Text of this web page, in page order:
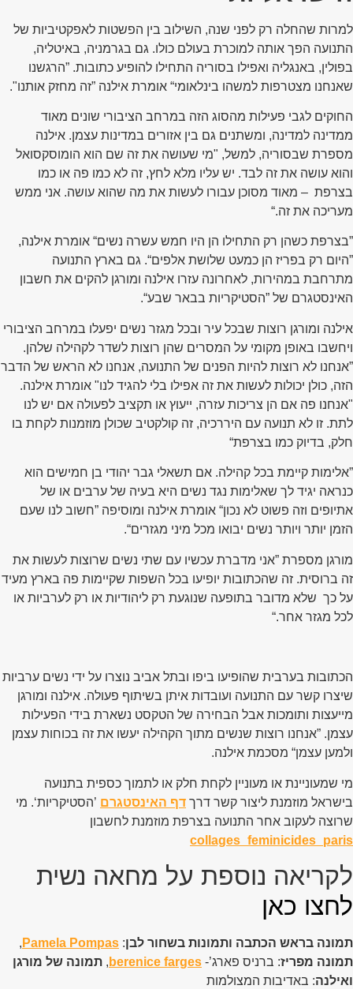
למרות שהחלה רק לפני שנה, השילוב בין הפשטות לאפקטיביות של
התנועה הפך אותה למוכרת בעולם כולו. גם בגרמניה, באיטליה,
בפולין, באנגליה ואפילו בסוריה התחילו להופיע כתובות. ”הרגשנו
שאנחנו מצטרפות למשהו בינלאומי“ אומרת אילנה ”זה מחזק אותנו".
החוקים לגבי פעילות מהסוג הזה במרחב הציבורי שונים מאוד
ממדינה למדינה, ומשתנים גם בין אזורים במדינות עצמן. אילנה
מספרת שבסוריה, למשל, "מי שעושה את זה שם הוא הומוסקסואל
והוא עושה את זה לבד. יש עליו מלא לחץ, זה לא כמו פה או כמו
בצרפת – מאוד מסוכן עבורו לעשות את מה שהוא עושה. אני ממש
מעריכה את זה.“
”בצרפת כשהן רק התחילו הן היו חמש עשרה נשים“ אומרת אילנה,
”היום רק בפריז הן כמעט שלושת אלפים“. גם בארץ התנועה
מתרחבת במהירות, לאחרונה עזרו אילנה ומורגן להקים את חשבון
האינסטגרם של ”הסטיקריות בבאר שבע“.
אילנה ומורגן רוצות שבכל עיר ובכל מגזר נשים יפעלו במרחב הציבורי
ויחשבו באופן מקומי על המסרים שהן רוצות לשדר לקהילה שלהן.
”אנחנו לא רוצות להיות הפנים של התנועה, אנחנו לא הראש של הדבר
הזה, כולן יכולות לעשות את זה אפילו בלי להגיד לנו" אומרת אילנה.
"אנחנו פה אם הן צריכות עזרה, ייעוץ או תקציב לפעולה אם יש לנו
לתת. זו לא תנועה עם היררכיה, זה קולקטיב שכולן מוזמנות לקחת בו
חלק, בדיוק כמו בצרפת“
”אלימות קיימת בכל קהילה. אם תשאלי גבר יהודי בן חמישים הוא
כנראה יגיד לך שאלימות נגד נשים היא בעיה של ערבים או של
אתיופים וזה פשוט לא נכון“ אומרת אילנה ומוסיפה ”חשוב לנו שעם
הזמן יותר ויותר נשים יבואו מכל מיני מגזרים“.
מורגן מספרת ”אני מדברת עכשיו עם שתי נשים שרוצות לעשות את
זה ברוסית. זה שהכתובות יופיעו בכל השפות שקיימות פה בארץ מעיד
על כך שלא מדובר בתופעה שנוגעת רק ליהודיות או רק לערביות או
לכל מגזר אחר.“
הכתובות בערבית שהופיעו ביפו ובתל אביב נוצרו על ידי נשים ערביות
שיצרו קשר עם התנועה ועובדות איתן בשיתוף פעולה. אילנה ומורגן
מייעצות ותומכות אבל הבחירה של הטקסט נשארת בידי הפעילות
עצמן. ”אנחנו רוצות שנשים מתוך הקהילה יעשו את זה בכוחות עצמן
ולמען עצמן“ מסכמת אילנה.
מי שמעוניינת או מעוניין לקחת חלק או לתמוך כספית בתנועה
בישראל מוזמנת ליצור קשר דרך דף האינסטגרם ’הסטיקריות‘. מי
שרוצה לעקוב אחר התנועה בצרפת מוזמנת לחשבון
collages_feminicides_paris
לקריאה נוספת על מחאה נשית
לחצו כאן
תמונה בראש הכתבה ותמונות בשחור לבן:
Pamela Pompas
,
תמונה מפריז: ברניס פארג’- berenice farges
, תמונה של מורגן
ואילנה: באדיבות המצולמות